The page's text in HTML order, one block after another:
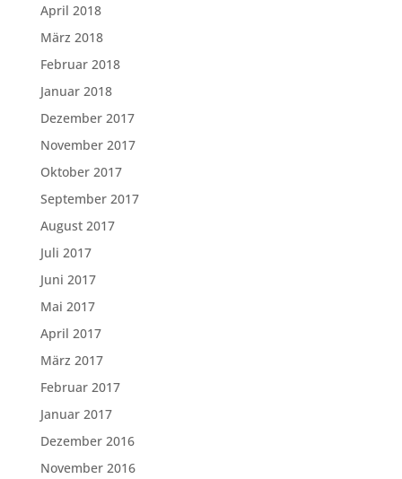
April 2018
März 2018
Februar 2018
Januar 2018
Dezember 2017
November 2017
Oktober 2017
September 2017
August 2017
Juli 2017
Juni 2017
Mai 2017
April 2017
März 2017
Februar 2017
Januar 2017
Dezember 2016
November 2016